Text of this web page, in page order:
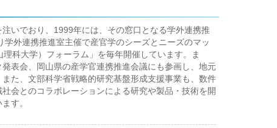
いでおり、1999年には、その窓口となる学外連携推
外連携推進室主催で産官学のシーズとニーズのマッ
科大学）フォーラム」を毎年開催しています。ま
表会、岡山県の産学官連携推進会議にも参画し、地元
た、文部科学省戦略的研究基盤形成支援事業も、数件
会とのコラボレーションによる研究や製品・技術を開
す。